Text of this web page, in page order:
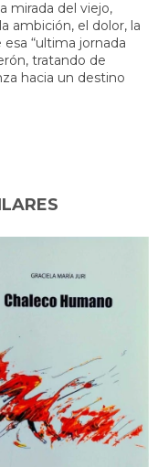
mirada del viejo,
ambición, el dolor, la
“ultima jornada
tratando de
hacia un destino